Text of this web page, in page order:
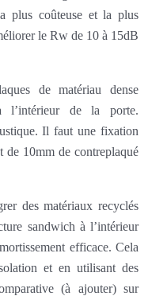
plus coûteuse et la plus
le Rw de 10 à 15dB
de matériau dense
l’intérieur de la porte.
Il faut une fixation
de 10mm de contreplaqué
des matériaux recyclés
sandwich à l’intérieur
efficace. Cela
et en utilisant des
(à ajouter) sur